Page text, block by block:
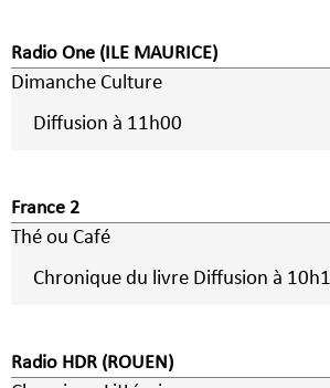
Radio One (ILE MAURICE)
Dimanche Culture
Diffusion à 11h00
France 2
Thé ou Café
Chronique du livre Diffusion à
Radio HDR (ROUEN)